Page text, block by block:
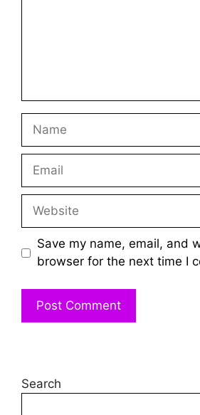
Name
Email
Website
Save my name, email, and
browser for the next time I
Search